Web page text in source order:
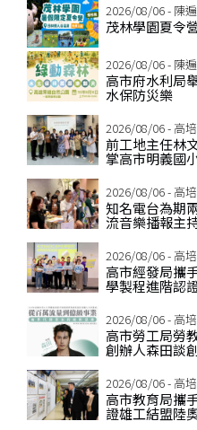
2026/08/06 - 陳
茂林學園夏令
2026/08/06 - 陳
高市府水利局
水保防災樂
2026/08/06 - 高
前工地主任林
掌高市明義國
2026/08/06 - 高
知名電台為期
流音樂播報主
2026/08/06 - 高
高市經發局攜
學製程進階認
2026/08/06 - 高
高市勞工局勞
創辦人森田談
2026/08/06 - 高
高市教育局攜
證雄工結盟陸